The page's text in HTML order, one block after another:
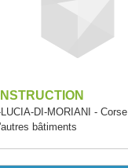
DI-MORIANI - Corse
bâtiments